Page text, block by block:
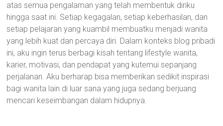
atas semua pengalaman yang telah membentuk diriku
hingga saat ini. Setiap kegagalan, setiap keberhasilan, dan
setiap pelajaran yang kuambil membuatku menjadi wanita
yang lebih kuat dan percaya diri. Dalam konteks blog pribadi
ini, aku ingin terus berbagi kisah tentang lifestyle wanita,
karier, motivasi, dan pendapat yang kutemui sepanjang
perjalanan. Aku berharap bisa memberikan sedikit inspirasi
bagi wanita lain di luar sana yang juga sedang berjuang
mencari keseimbangan dalam hidupnya.